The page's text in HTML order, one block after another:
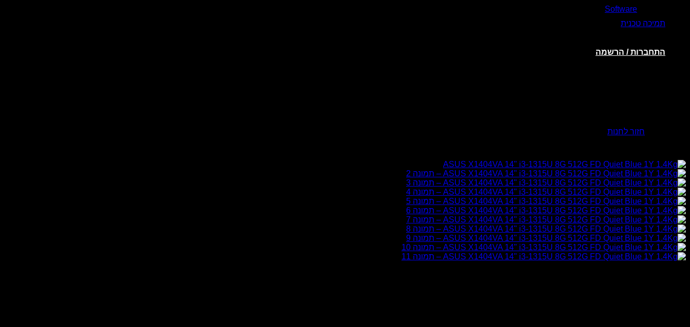
Software
תמיכה טכנית
התחברות / הרשמה
חזור לחנות